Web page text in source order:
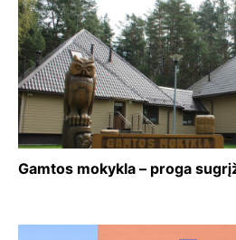
Gamtos mokykla – proga